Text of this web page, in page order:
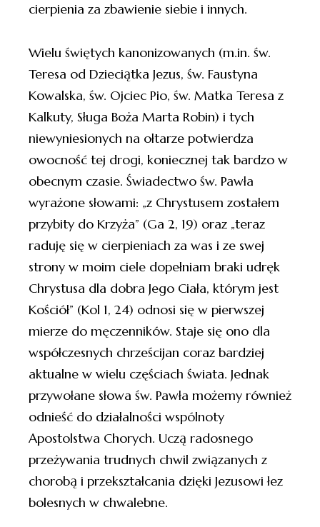
cierpienia za zbawienie siebie i innych.
Wielu świętych kanonizowanych (m.in. św.
Teresa od Dzieciątka Jezus, św. Faustyna
Kowalska, św. Ojciec Pio, św. Matka Teresa z
Kalkuty, Sługa Boża Marta Robin) i tych
niewyniesionych na ołtarze potwierdza
owocność tej drogi, koniecznej tak bardzo w
obecnym czasie. Świadectwo św. Pawła
wyrażone słowami: „z Chrystusem zostałem
przybity do Krzyża” (Ga 2, 19) oraz „teraz
raduję się w cierpieniach za was i ze swej
strony w moim ciele dopełniam braki udręk
Chrystusa dla dobra Jego Ciała, którym jest
Kościół” (Kol 1, 24) odnosi się w pierwszej
mierze do męczenników. Staje się ono dla
współczesnych chrześcijan coraz bardziej
aktualne w wielu częściach świata. Jednak
przywołane słowa św. Pawła możemy również
odnieść do działalności wspólnoty
Apostolstwa Chorych. Uczą radosnego
przeżywania trudnych chwil związanych z
chorobą i przekształcania dzięki Jezusowi łez
bolesnych w chwalebne.